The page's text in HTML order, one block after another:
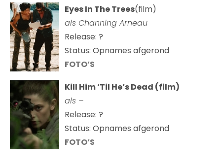
Eyes In The Trees(film)
als Channing Arneau
Release: ?
Status: Opnames afgerond
FOTO’S
Kill Him ‘Til He’s Dead (film)
als –
Release: ?
Status: Opnames afgerond
FOTO’S